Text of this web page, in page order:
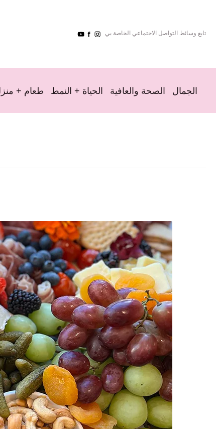
تابع وسائط التواصل الاجتماعي الخاصة بي
الجمال الصحة والعافية الحياة + النمط طعام +